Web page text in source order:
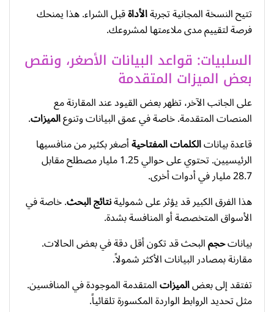
تتيح النسخة المجانية تجربةالأداةقبل الشراء. هذا يمنحك
فرصة لتقييم مدى ملاءمتها لمشروعك.
السلبيات: قواعد البيانات الأصغر، ونقص
بعض الميزات المتقدمة
على الجانب الآخر، تظهر بعض القيود عند المقارنة مع
المنصات المتقدمة. خاصة في عمق البيانات وتنوعالميزات.
قاعدة بياناتالكلمات المفتاحيةأصغر بكثير من منافسيها
الرئيسيين. تحتوي على حوالي 1.25 مليار مصطلح مقابل
28.7 مليار في أدوات أخرى.
هذا الفرق الكبير قد يؤثر على شموليةنتائجالبحث. خاصة في
الأسواق المتخصصة أو المنافسة بشدة.
بياناتحجمالبحث قد تكون أقل دقة في بعض الحالات.
مقارنة بمصادر البيانات الأكثر شمولاً.
تفتقد إلى بعضالميزاتالمتقدمة الموجودة في المنافسين.
مثل تحديد الروابط الواردة المكسورة تلقائياً.